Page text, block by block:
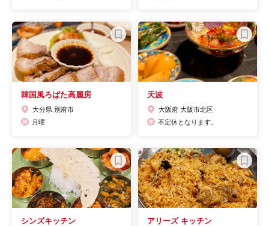
韓国風ろばた高麗房
大分県 別府市
月曜
天波
大阪府 大阪市北区
不定休となります。
シンズキッチン アリーズ キッチン